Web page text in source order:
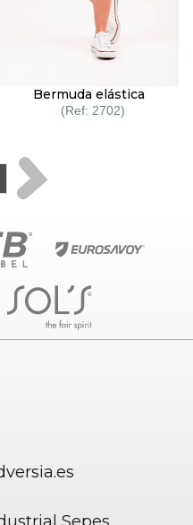
Bermuda elástica
2702